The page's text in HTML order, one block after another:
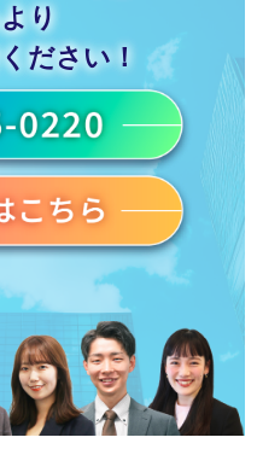
り
ださい！